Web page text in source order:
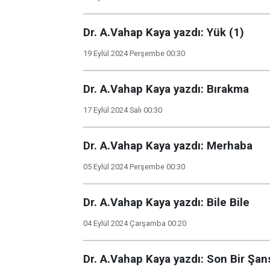
Dr. A.Vahap Kaya yazdı: Yük (1)
19 Eylül 2024 Perşembe 00:30
Dr. A.Vahap Kaya yazdı: Bırakma
17 Eylül 2024 Salı 00:30
Dr. A.Vahap Kaya yazdı: Merhaba
05 Eylül 2024 Perşembe 00:30
Dr. A.Vahap Kaya yazdı: Bile Bile
04 Eylül 2024 Çarşamba 00:20
Dr. A.Vahap Kaya yazdı: Son Bir